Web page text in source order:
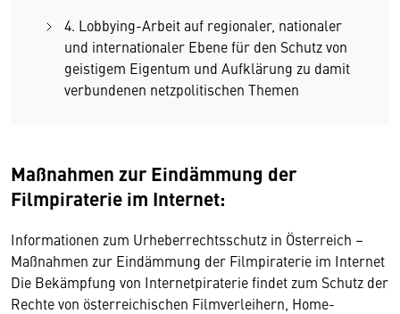
4. Lobbying-Arbeit auf regionaler, nationaler
und internationaler Ebene für den Schutz von
geistigem Eigentum und Aufklärung zu damit
verbundenen netzpolitischen Themen
Maßnahmen zur Eindämmung der
Filmpiraterie im Internet:
Informationen zum Urheberrechtsschutz in Österreich –
Maßnahmen zur Eindämmung der Filmpiraterie im Internet
Die Bekämpfung von Internetpiraterie findet zum Schutz der
Rechte von österreichischen Filmverleihern, Home-